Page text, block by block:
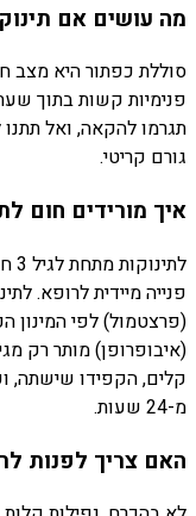
מה עושים אם
סוללת כפתור היא מצב
פנימיות קשות בתוך
תגרמו להקאה, ואל
גורם קריטי.
איך מורידים חום
פנייה מיידית לרופא.
(פרצטמול) לפי המינון
קלים, הקפידו שישתה,
מ-24 שעות.
האם צריך לפנות